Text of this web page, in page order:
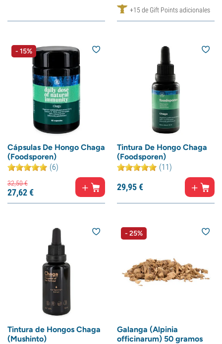
+15 de Gift Points adicionales
- 15%
Cápsulas De Hongo Chaga
(Foodsporen)
(6)
32,50€
27,62€
Tintura De Hongo Chaga
(Foodsporen)
(11)
29,95€
Tintura de Hongos Chaga
(Mushinto)
- 25%
Galanga (Alpinia
officinarum) 50 gramos